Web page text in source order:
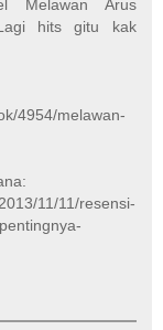
Melawan Arus
hits gitu kak
4954/melawan-
11/11/resensi-